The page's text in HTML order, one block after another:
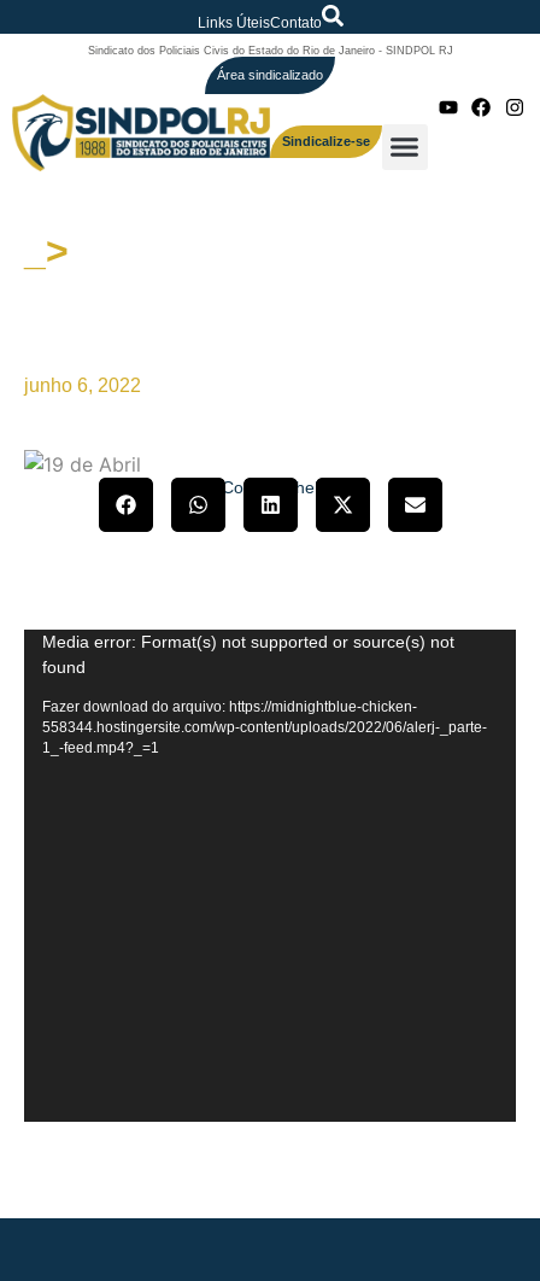
Links ÚteisContato
Sindicato dos Policiais Civis do Estado do Rio de Janeiro - SINDPOL RJ
Área sindicalizado
Sindicalize-se
_>
junho 6, 2022
Compartilhe!
Tocador
de
vídeo
Media error: Format(s) not supported or source(s) not
found
Fazer download do arquivo: https://midnightblue-chicken-
558344.hostingersite.com/wp-content/uploads/2022/06/alerj-_parte-
1_-feed.mp4?_=1